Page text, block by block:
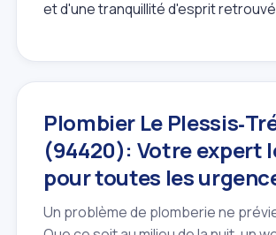
et d'une tranquillité d'esprit
Plombier Le
(94420): Votre expert
pour toutes les
Un problème de plomberie ne